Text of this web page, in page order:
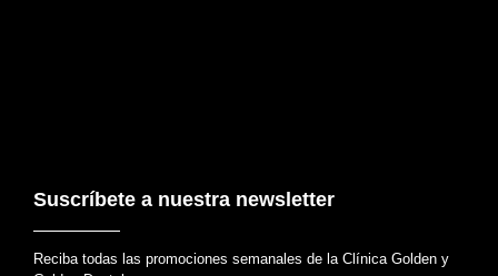
Suscríbete a nuestra newsletter
Reciba todas las promociones semanales de la Clínica Golden y